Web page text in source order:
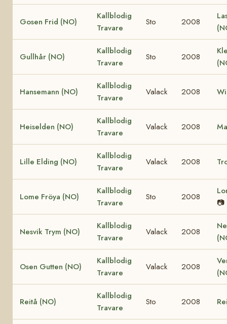
Gosen Frid (NO)
Kallblodig
Travare
Sto 2008
Gullhår (NO)
Kallblodig
Travare
Sto 2008
Hansemann (NO)
Kallblodig
Travare
Valack 2008
Heiselden (NO)
Kallblodig
Travare
Valack 2008
Lille Elding (NO)
Kallblodig
Travare
Valack 2008
Lome Fröya (NO)
Kallblodig
Travare
Sto 2008
📷
Nesvik Trym (NO)
Kallblodig
Travare
Valack 2008
Osen Gutten (NO)
Kallblodig
Travare
Valack 2008
Reitå (NO)
Kallblodig
Travare
Sto 2008